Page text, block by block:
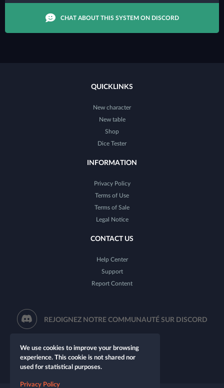
CHAT ABOUT THIS SYSTEM ON DISCORD
QUICKLINKS
New character
New table
Shop
Dice Tester
INFORMATION
Privacy Policy
Terms of Use
Terms of Sale
Legal Notice
CONTACT US
Help Center
Support
Report Content
REJOIGNEZ NOTRE COMMUNAUTÉ SUR DISCORD
We use cookies to improve your browsing
experience. This cookie is not shared nor
used for statistical purposes.
Privacy Policy